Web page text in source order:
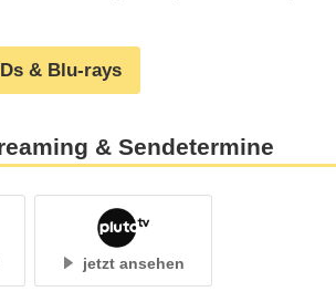
& Blu-rays
& Sendetermine
jetzt ansehen